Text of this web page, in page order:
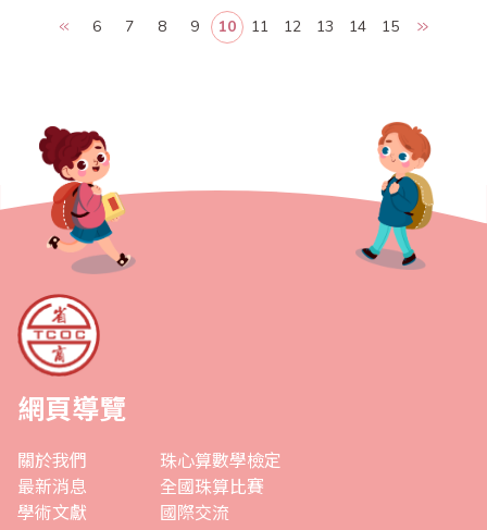
會考，一場結合「專心」、「細心」、「耐心」的比賽，光是監考
老師就動員一百多位，此賽乃訓練選手的膽識，讓學子們知道如何
6 7 8 9 10 11 12 13 14 15
網頁導覽
關於我們
最新消息
學術文獻
珠心算數學檢定
全國珠算比賽
國際交流